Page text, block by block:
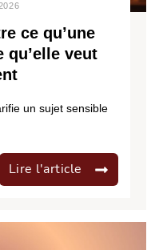
ce qu’une
veut
un sujet sensible
Lire l'article